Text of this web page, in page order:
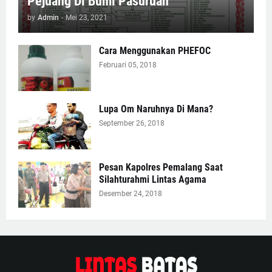
by Admin - Mei 23, 2021
Cara Menggunakan PHEFOC
Februari 05, 2018
Lupa Om Naruhnya Di Mana?
September 26, 2018
Pesan Kapolres Pemalang Saat
Silahturahmi Lintas Agama
Desember 24, 2018